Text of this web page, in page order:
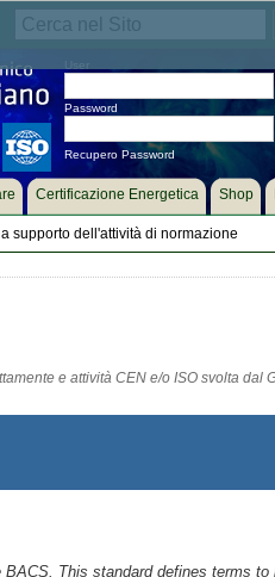
Password
Recupero Password
supporto dell'attività di normazione
Certificazione Energetica Shop
e attività CEN e/o ISO svolta dal
This standard defines terms to